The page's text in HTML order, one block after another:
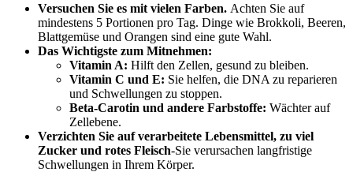
Versuchen Sie es mit vielen Farben. Achten Sie auf
mindestens 5 Portionen pro Tag. Dinge wie Brokkoli, Beeren,
Blattgemüse und Orangen sind eine gute Wahl.
Das Wichtigste zum Mitnehmen:
Vitamin A: Hilft den Zellen, gesund zu bleiben.
Vitamin C und E: Sie helfen, die DNA zu reparieren
und Schwellungen zu stoppen.
Beta-Carotin und andere Farbstoffe: Wächter auf
Zellebene.
Verzichten Sie auf verarbeitete Lebensmittel, zu viel
Zucker und rotes Fleisch-Sie verursachen langfristige
Schwellungen in Ihrem Körper.